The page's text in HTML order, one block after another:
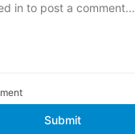
in to post a comment...
Submit